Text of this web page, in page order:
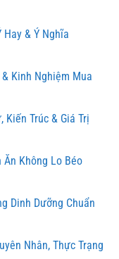
Hay & Ý Nghĩa
Kinh Nghiệm Mua
Trúc & Giá Trị
Ăn Không Lo Béo
Dinh Dưỡng Chuẩn
Nhân, Thực Trạng